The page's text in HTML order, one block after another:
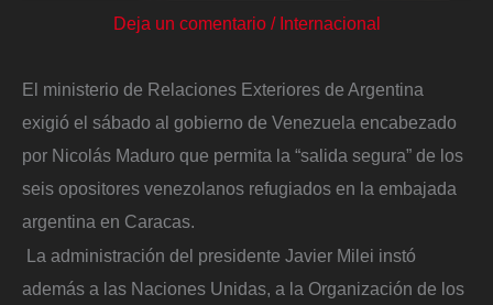
Deja un comentario / Internacional
El ministerio de Relaciones Exteriores de Argentina
exigió el sábado al gobierno de Venezuela encabezado
por Nicolás Maduro que permita la “salida segura” de los
seis opositores venezolanos refugiados en la embajada
argentina en Caracas.
La administración del presidente Javier Milei instó
además a las Naciones Unidas, a la Organización de los